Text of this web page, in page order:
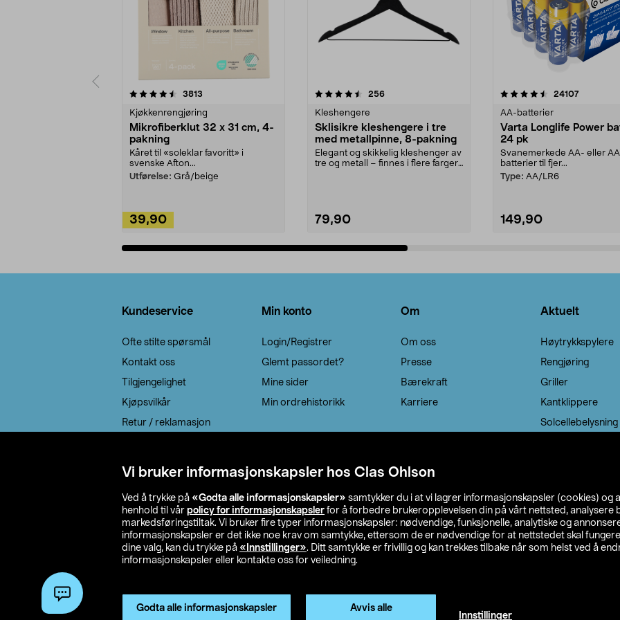
Vi bruker informasjonskapsler hos Clas Ohlson
Ved å trykke på «Godta alle informasjonskapsler» samtykker du i at vi lagrer informasjonskapsler (cookies) og
henhold til vår policy for informasjonskapsler for å forbedre brukeropplevelsen din på vårt nettsted, analysere
markedsføringstiltak. Vi bruker fire typer informasjonskapsler: nødvendige, funksjonelle, analytiske og
informasjonskapsler er det ikke noe krav om samtykke, ettersom de er nødvendige for at nettstedet skal
dine valg, kan du trykke på «Innstillinger». Ditt samtykke er frivillig og kan trekkes tilbake når som helst ved å
informasjonskapsler eller kontakte oss for veiledning.
Godta alle informasjonskapsler Avvis alle
Innstillinger
3813
Kjøkkenrengjøring
Mikrofiberklut 32 x 31 cm, 4-
pakning
Kåret til «soleklar favoritt» i
svenske Afton...
Utførelse: Grå/beige
39,90
4.5av 5 stjerner 256anmeldelser
Kleshengere
Sklisikre kleshengere i tre
med metallpinne, 8-pakning
Elegant og skikkelig kleshenger av
tre og metall – finnes i flere farger.
79,90
4.5av 5 stjerner 24107
AA-batterier
Varta Longlife Power
24 pk
Svanemerkede AA- eller
batterier til fjer...
Type: AA/LR6
149,90
4.5av 5 stjerner
Kundeservice
Ofte stilte spørsmål
Kontakt oss
Tilgjengelighet
Kjøpsvilkår
Retur / reklamasjon
Min konto
Login/Registrer
Glemt passordet?
Mine sider
Min ordrehistorikk
Om
Om oss
Presse
Bærekraft
Karriere
Aktuelt
Høytrykkspylere
Rengjøring
Griller
Kantklippere
Solcellebelysning